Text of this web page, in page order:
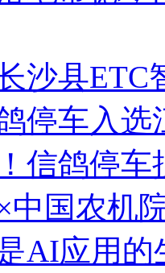
沙县
停车入
信鸽停
中国农机
AI应用的